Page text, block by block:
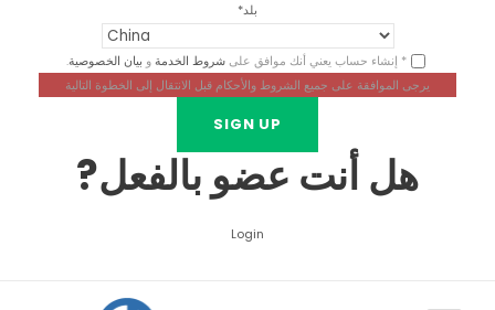
بلد*
* إنشاء حساب يعني أنك موافق علىشروط الخدمةو بيان الخصوصية.
يرجى الموافقة على جميع الشروط والأحكام قبل الانتقال إلى الخطوة التالية
هل أنت عضو بالفعل?
Login